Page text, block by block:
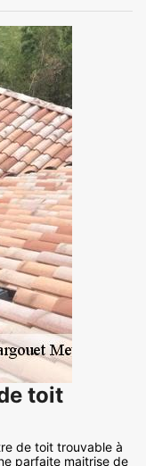
toit
de toit trouvable à
parfaite maitrise de